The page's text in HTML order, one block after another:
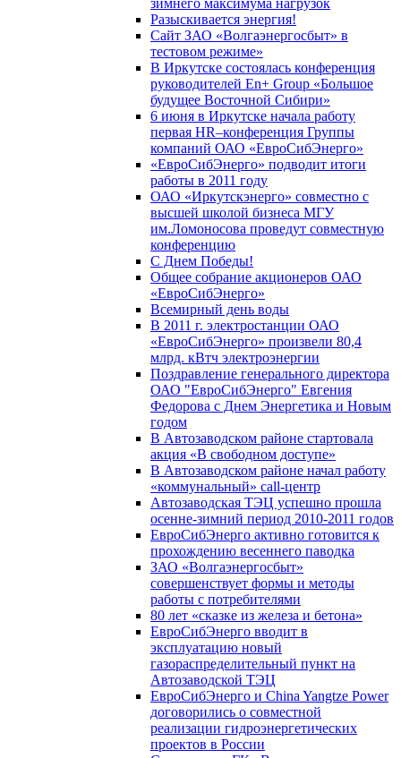
зимнего максимума нагрузок
Разыскивается энергия!
Сайт ЗАО «Волгаэнергосбыт» в
тестовом режиме»
В Иркутске состоялась конференция
руководителей En+ Group «Большое
будущее Восточной Сибири»
6 июня в Иркутске начала работу
первая HR–конференция Группы
компаний ОАО «ЕвроСибЭнерго»
«ЕвроСибЭнерго» подводит итоги
работы в 2011 году
ОАО «Иркутскэнерго» совместно с
высшей школой бизнеса МГУ
им.Ломоносова проведут совместную
конференцию
С Днем Победы!
Общее собрание акционеров ОАО
«ЕвроСибЭнерго»
Всемирный день воды
В 2011 г. электростанции ОАО
«ЕвроСибЭнерго» произвели 80,4
млрд. кВтч электроэнергии
Поздравление генерального директора
ОАО "ЕвроСибЭнерго" Евгения
Федорова с Днем Энергетика и Новым
годом
В Автозаводском районе стартовала
акция «В свободном доступе»
В Автозаводском районе начал работу
«коммунальный» call-центр
Автозаводская ТЭЦ успешно прошла
осенне-зимний период 2010-2011 годов
ЕвроСибЭнерго активно готовится к
прохождению весеннего паводка
ЗАО «Волгаэнергосбыт»
совершенствует формы и методы
работы с потребителями
80 лет «сказке из железа и бетона»
ЕвроСибЭнерго вводит в
эксплуатацию новый
газораспределительный пункт на
Автозаводской ТЭЦ
ЕвроСибЭнерго и China Yangtze Power
договорились о совместной
реализации гидроэнергетических
проектов в России